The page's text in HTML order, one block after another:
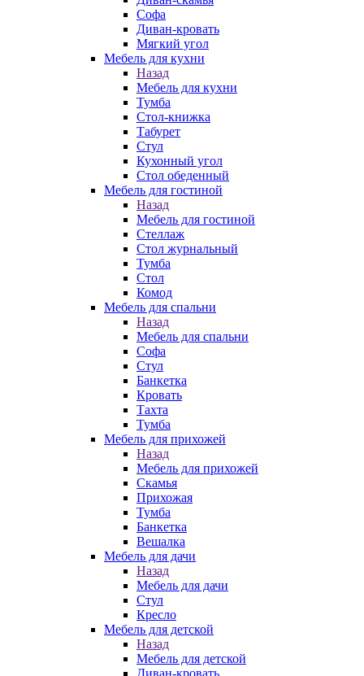
Софа
Диван-кровать
Мягкий угол
Мебель для кухни
Назад
Мебель для кухни
Тумба
Стол-книжка
Табурет
Стул
Кухонный угол
Стол обеденный
Мебель для гостиной
Назад
Мебель для гостиной
Стеллаж
Стол журнальный
Тумба
Стол
Комод
Мебель для спальни
Назад
Мебель для спальни
Софа
Стул
Банкетка
Кровать
Тахта
Тумба
Мебель для прихожей
Назад
Мебель для прихожей
Скамья
Прихожая
Тумба
Банкетка
Вешалка
Мебель для дачи
Назад
Мебель для дачи
Стул
Кресло
Мебель для детской
Назад
Мебель для детской
Диван-кровать